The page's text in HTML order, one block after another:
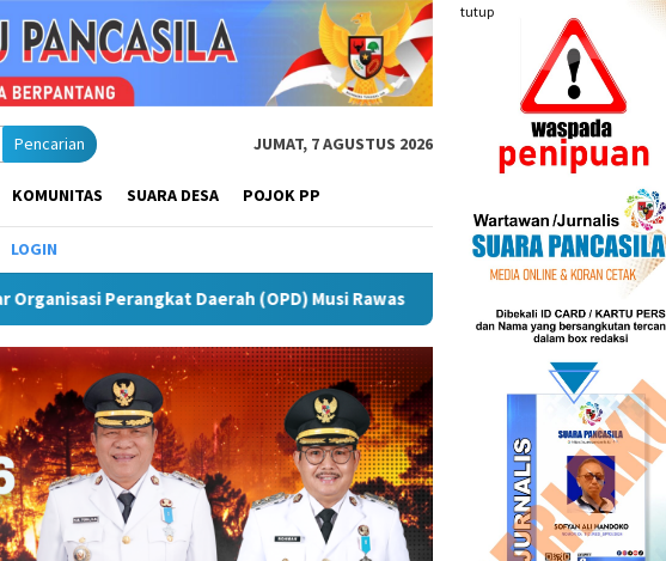
tutup
Pencarian JUMAT, 7 AGUSTUS 2026
KOMUNITAS SUARA DESA POJOK PP
LOGIN
Daerah (OPD) Musi Rawas Puncak Peringatan IPeKB Ke-19, Plt